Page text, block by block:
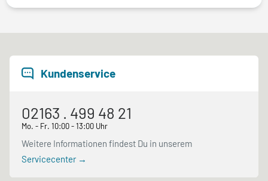
Kundenservice
02163 . 499 48 21
Mo. - Fr. 10:00 - 13:00 Uhr
Weitere Informationen findest Du in unserem
Servicecenter →